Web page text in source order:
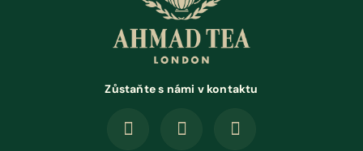
Zůstaňte s námi v kontaktu